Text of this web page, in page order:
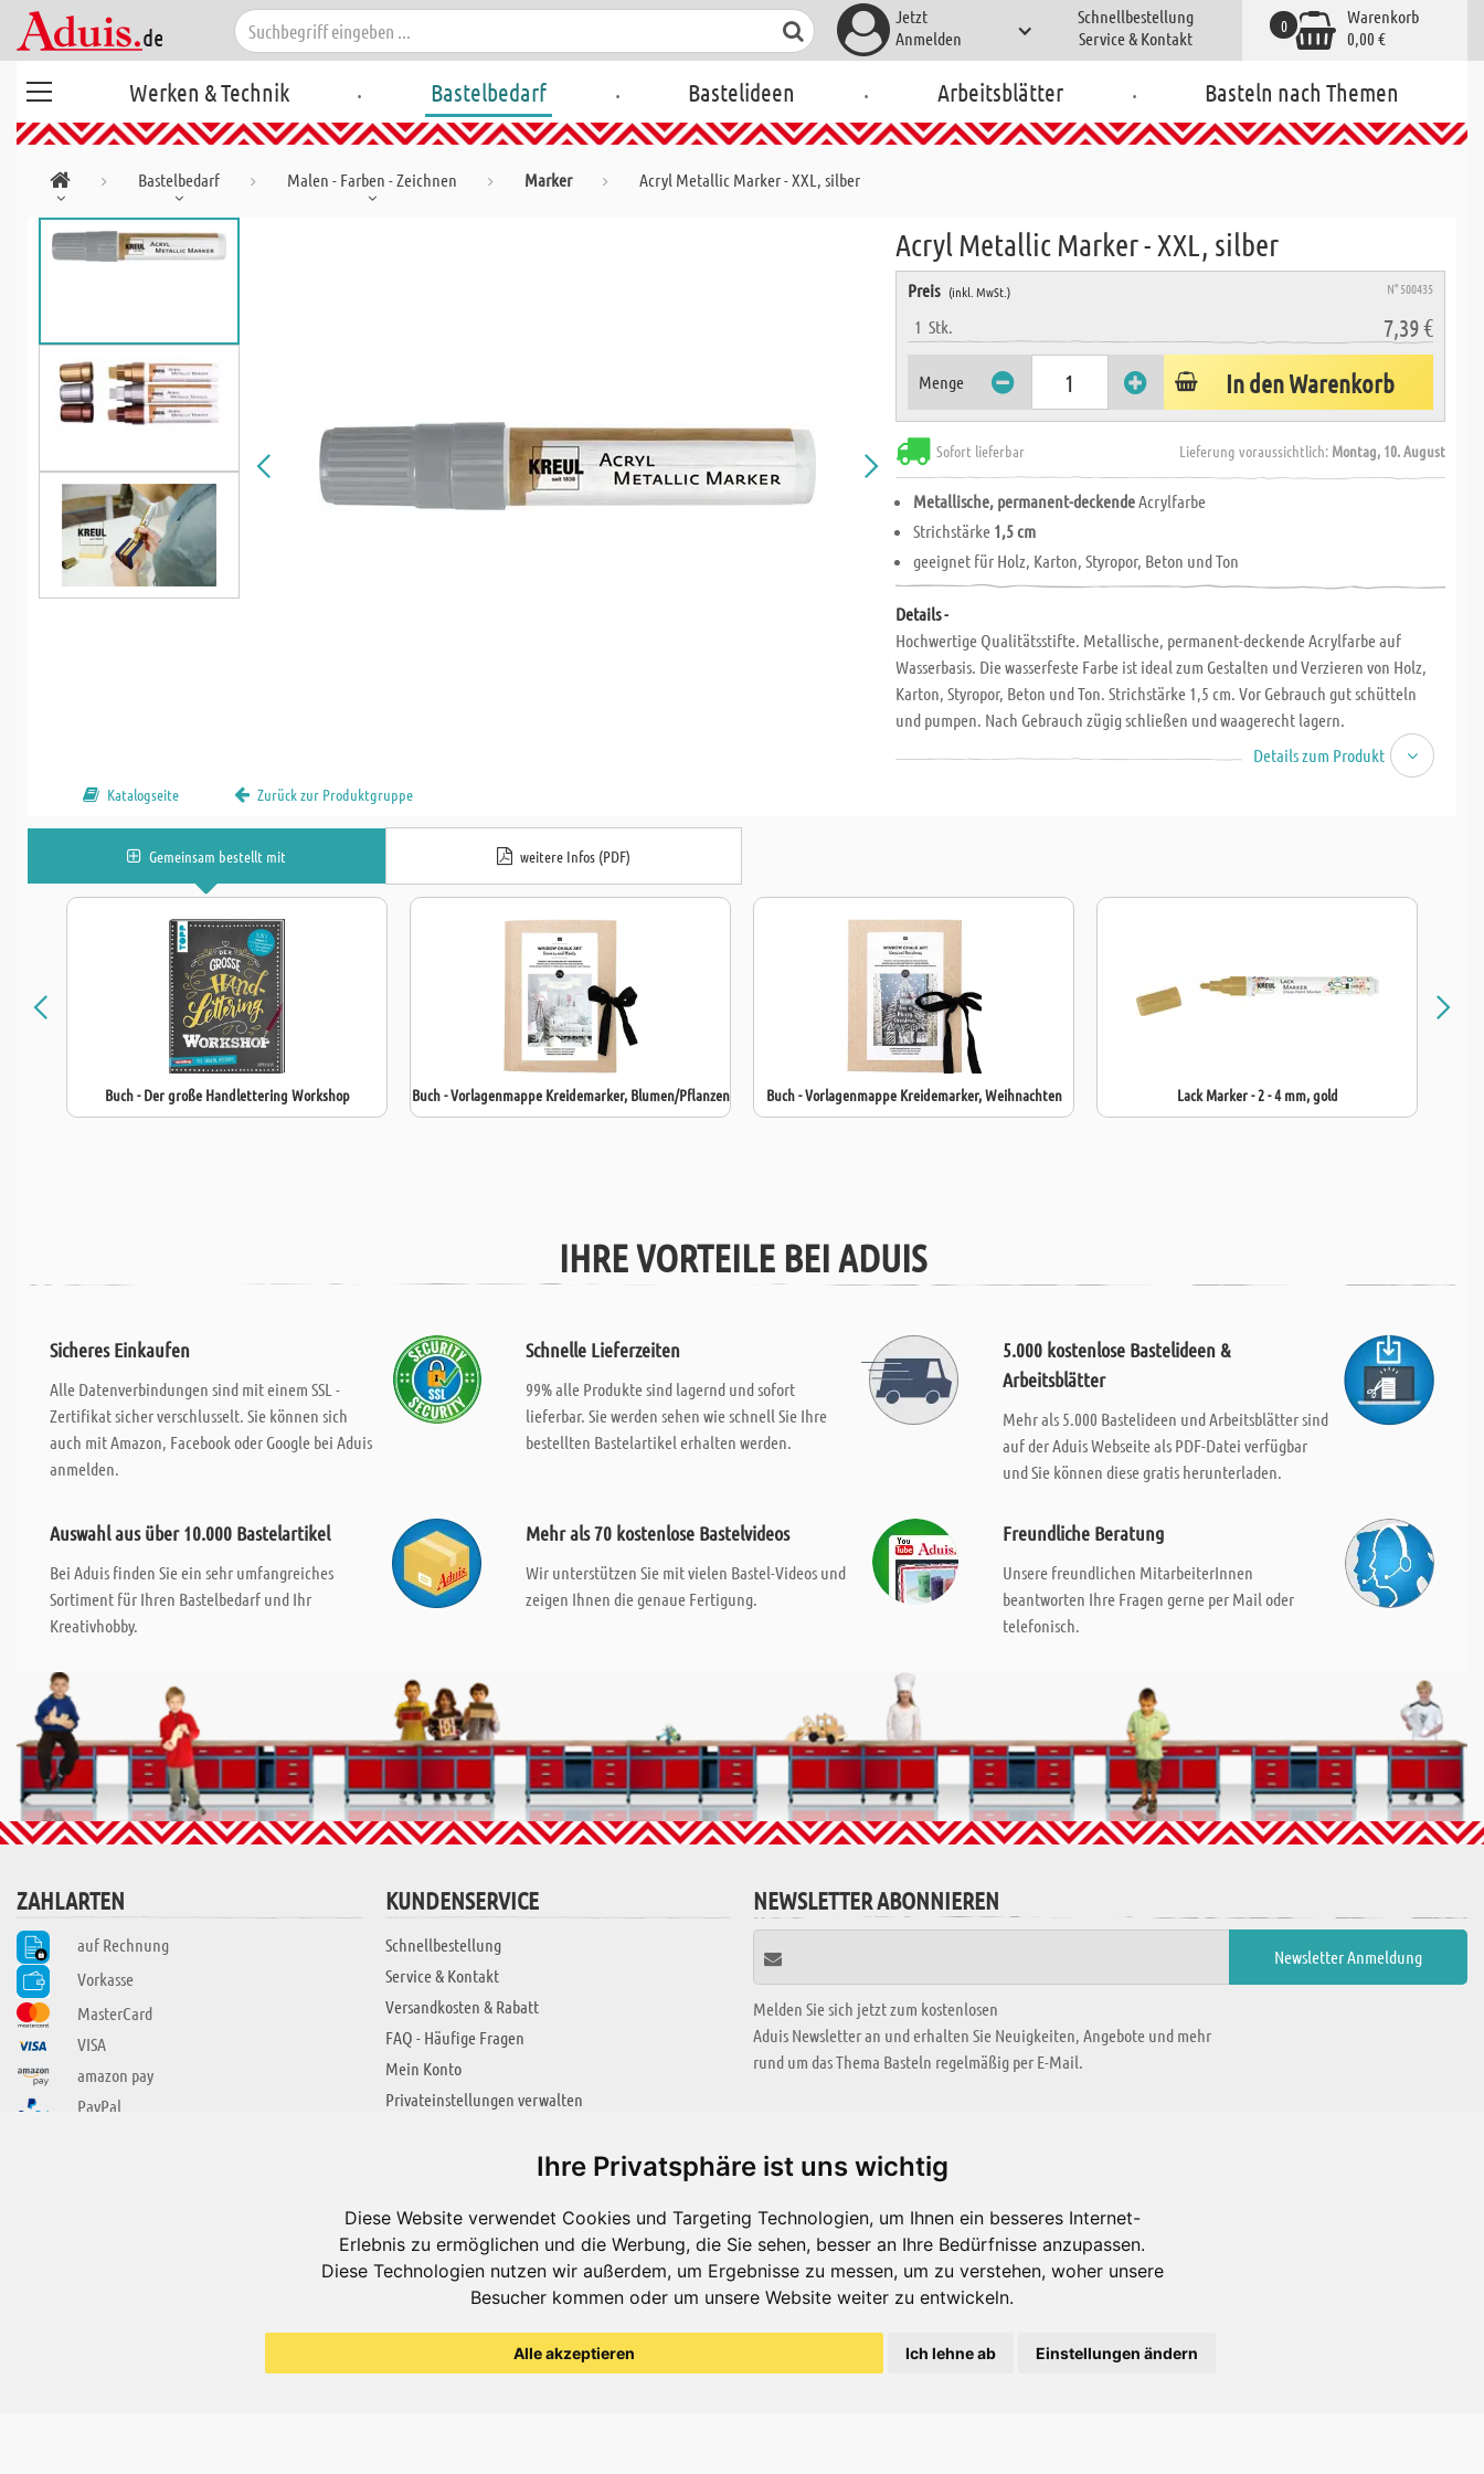
Ihre Privatsphäre ist uns wichtig
Diese Website verwendet Cookies und Targeting Technologien, um Ihnen ein besseres Internet-
Erlebnis zu ermöglichen und die Werbung, die Sie sehen, besser an Ihre Bedürfnisse anzupassen.
Diese Technologien nutzen wir außerdem, um Ergebnisse zu messen, um zu verstehen, woher unsere
Besucher kommen oder um unsere Website weiter zu entwickeln.
Alle akzeptieren Ich lehne ab Einstellungen ändern
Jetzt
Anmelden
Schnellbestellung
Service & Kontakt
Warenkorb
0,00 €
0
Werken & Technik . Bastelbedarf . Bastelideen . Arbeitsblätter . Basteln nach Themen
Bastelbedarf Malen - Farben - Zeichnen Marker Acryl Metallic Marker - XXL, silber
Acryl Metallic Marker - XXL, silber
Preis (inkl. MwSt.) N° 500435
1Stk. 7,39 €
Menge In den Warenkorb
Sofort lieferbar Lieferung voraussichtlich: Montag, 10. August
Metallische, permanent-deckendeAcrylfarbe
Strichstärke 1,5 cm
geeignet für Holz, Karton, Styropor, Beton und Ton
Details -
Hochwertige Qualitätsstifte. Metallische, permanent-deckende Acrylfarbe auf
Wasserbasis. Die wasserfeste Farbe ist ideal zum Gestalten und Verzieren von Holz,
Karton, Styropor, Beton und Ton. Strichstärke 1,5 cm. Vor Gebrauch gut schütteln
und pumpen. Nach Gebrauch zügig schließen und waagerecht lagern.
Details zum Produkt
Katalogseite Zurück zur Produktgruppe
Gemeinsam bestellt mit weitere Infos (PDF)
Buch - Der große Handlettering Workshop Buch - Vorlagenmappe Kreidemarker, Blumen/Pflanzen Buch - Vorlagenmappe Kreidemarker, Weihnachten Lack Marker - 2 - 4 mm, gold
IHRE VORTEILE BEI ADUIS
Sicheres Einkaufen
Alle Datenverbindungen sind mit einem SSL -
Zertifikat sicher verschlusselt. Sie können sich
auch mit Amazon, Facebook oder Google bei Aduis
anmelden.
Schnelle Lieferzeiten
99% alle Produkte sind lagernd und sofort
lieferbar. Sie werden sehen wie schnell Sie Ihre
bestellten Bastelartikel erhalten werden.
5.000 kostenlose Bastelideen &
Arbeitsblätter
Mehr als 5.000 Bastelideen und Arbeitsblätter sind
auf der Aduis Webseite als PDF-Datei verfügbar
und Sie können diese gratis herunterladen.
Auswahl aus über 10.000 Bastelartikel
Bei Aduis finden Sie ein sehr umfangreiches
Sortiment für Ihren Bastelbedarf und Ihr
Kreativhobby.
Mehr als 70 kostenlose Bastelvideos
Wir unterstützen Sie mit vielen Bastel-Videos und
zeigen Ihnen die genaue Fertigung.
Freundliche Beratung
Unsere freundlichen MitarbeiterInnen
beantworten Ihre Fragen gerne per Mail oder
telefonisch.
ZAHLARTEN
auf Rechnung
Vorkasse
MasterCard
VISA
amazon pay
PayPal
KUNDENSERVICE
Schnellbestellung
Service & Kontakt
Versandkosten & Rabatt
FAQ - Häufige Fragen
Mein Konto
Privateinstellungen verwalten
NEWSLETTER ABONNIEREN
Melden Sie sich jetzt zum kostenlosen
Aduis Newsletter an und erhalten Sie Neuigkeiten, Angebote und mehr
rund um das Thema Basteln regelmäßig per E-Mail.
Jobs
Impressum
Datenschutzerklärung
KREATIV ZONE
Alle Videos
Bastelideen
Arbeitsblätter
Es gibt uns auch in